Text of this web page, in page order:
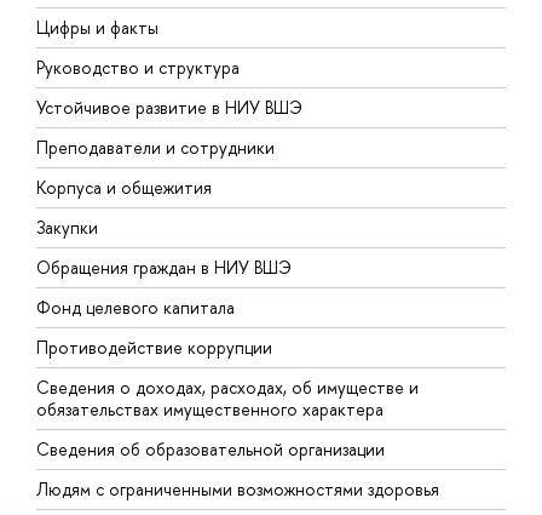
Цифры и факты
Руководство и структура
Устойчивое развитие в НИУ ВШЭ
Преподаватели и сотрудники
Корпуса и общежития
Закупки
Обращения граждан в НИУ ВШЭ
Фонд целевого капитала
Противодействие коррупции
Сведения о доходах, расходах, об имуществе и
обязательствах имущественного характера
Сведения об образовательной организации
Людям с ограниченными возможностями здоровья